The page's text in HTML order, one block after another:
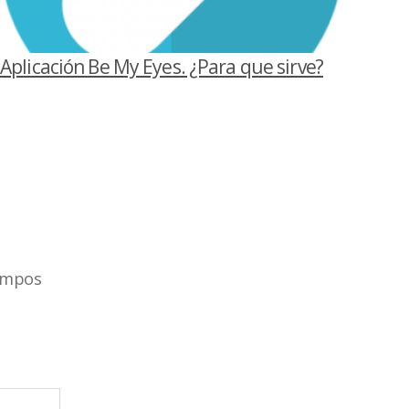
Aplicación Be My Eyes. ¿Para que sirve?